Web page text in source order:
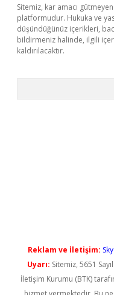
Sitemiz, kar amacı
platformudur. Hukuka ve
düşündüğünüz içerikleri,
bildirmeniz halinde, ilgili
kaldırılacaktır.
Reklam ve İletişim:
Uyarı: Sitemiz, 5651
İletişim Kurumu (BTK)